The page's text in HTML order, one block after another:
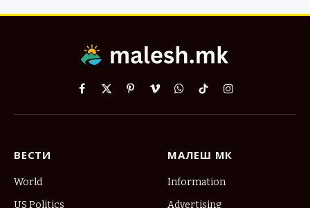
Facebook
X
PinterestVimeoWhatsApp
TikTokInstagram
ВЕСТИ
World
US Politics
МАЛЕШ МК
Information
Advertising